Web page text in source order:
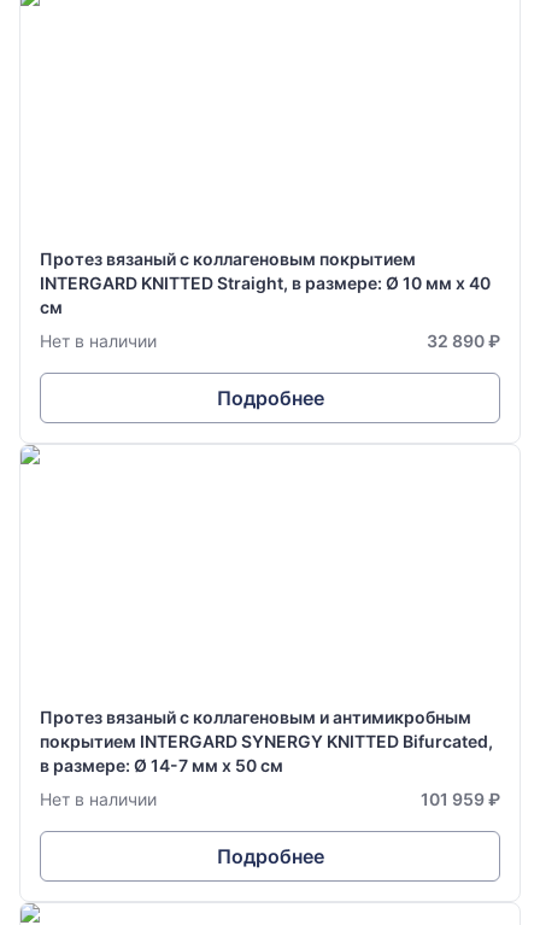
Протез вязаный с коллагеновым покрытием
INTERGARD KNITTED Straight, в размере: Ø 10 мм х 40
см
Нет в наличии
32 890 ₽
Подробнее
Протез вязаный с коллагеновым и антимикробным
покрытием INTERGARD SYNERGY KNITTED Bifurcated,
в размере: Ø 14-7 мм х 50 см
Нет в наличии
101 959 ₽
Подробнее